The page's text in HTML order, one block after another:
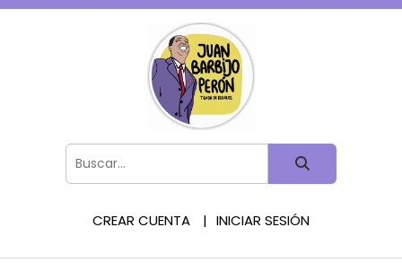
CREAR CUENTA INICIAR SESIÓN